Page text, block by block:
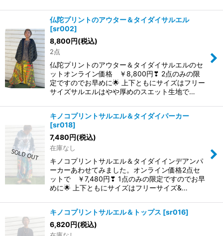
仏陀プリントのアウター＆タイダイサルエル
[sr002]
8,800円(税込)
2点
仏陀プリントのアウター＆タイダイサルエルのセ
ットオンライン価格 ￥8,800円❣ 2点のみの限
定ですのでお早めに🌟 上下ともにサイズはフリー
サイズサルエルはやや厚めのスエット生地で…
キノコプリントサルエル＆タイダイパーカー
[sr018]
7,480円(税込)
在庫なし
キノコプリントサルエル＆タイダイインデアンパ
ーカーあわせてみました。オンライン価格2点セ
ットで ￥7,480円❣ 1点のみの限定ですのでお早
めに🌟 上下ともにサイズはフリーサイズ&…
キノコプリントサルエル＆トップス [sr016]
6,820円(税込)